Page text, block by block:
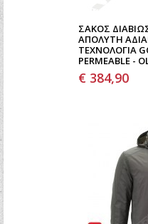
ΣΆΚΟΣ
ΑΠΌΛΥΤΗ
ΤΕΧΝΟΛΟΓΊΑ
PERMEABLE -
€ 384,90